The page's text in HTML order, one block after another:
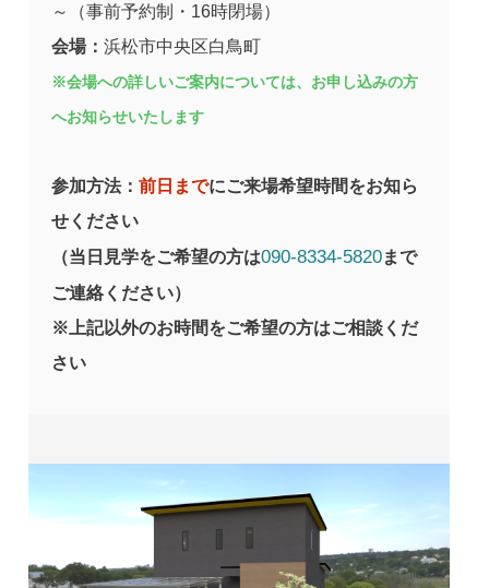
～（事前予約制・16時閉場）
会場： 浜松市中央区白鳥町
※会場への詳しいご案内については、お申し込みの方
へお知らせいたします
参加方法： 前日までにご来場希望時間をお知ら
せください
（当日見学をご希望の方は090-8334-5820まで
ご連絡ください）
※上記以外のお時間をご希望の方はご相談くだ
さい